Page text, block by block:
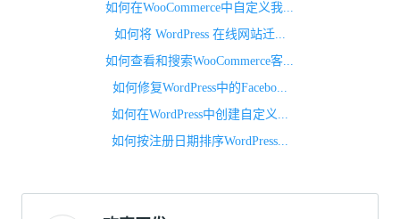
如何在WooCommerce中自定义我...
如何将 WordPress 在线网站迁...
如何查看和搜索WooCommerce客...
如何修复WordPress中的Facebo...
如何在WordPress中创建自定义...
如何按注册日期排序WordPress...